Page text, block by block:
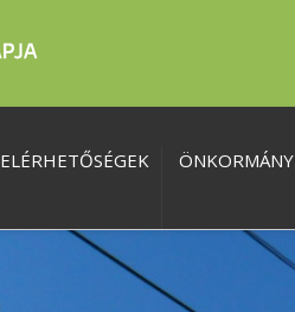
ELÉRHETŐSÉGEK